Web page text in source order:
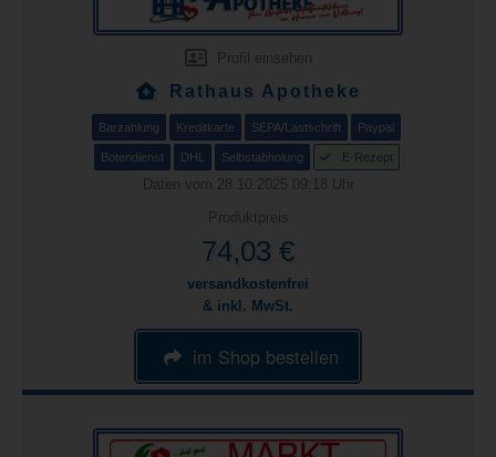
Profil einsehen
Rathaus Apotheke
Barzahlung Kreditkarte SEPA/Lastschrift Paypal
Botendienst DHL Selbstabholung E-Rezept
Daten vom 28.10.2025 09:18 Uhr
Produktpreis
74,03 €
versandkostenfrei
& inkl. MwSt.
im Shop bestellen